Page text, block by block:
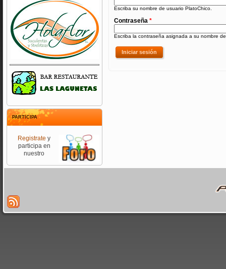
PARTICIPA
Registrate y
participa en
nuestro
Escriba su nombre de usuario PlatoChico.
Contraseña *
Escriba la contraseña asignada a su nombre